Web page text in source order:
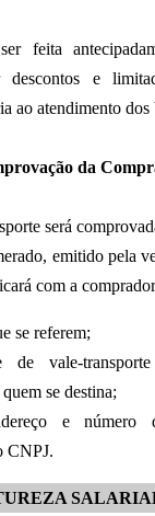
feita
descontos e
ao atendimento
da
será
emitido pela
com a
se referem;
de vale-
se destina;
e número
CNPJ.